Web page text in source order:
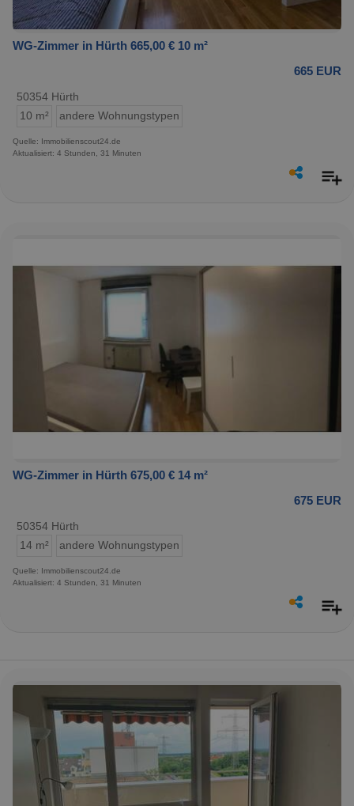
WG-Zimmer in Hürth 665,00 € 10 m²
665 EUR
50354 Hürth
10 m²
andere Wohnungstypen
Quelle: Immobilienscout24.de
Aktualisiert: 4 Stunden, 31 Minuten
WG-Zimmer in Hürth 675,00 € 14 m²
675 EUR
50354 Hürth
14 m²
andere Wohnungstypen
Quelle: Immobilienscout24.de
Aktualisiert: 4 Stunden, 31 Minuten